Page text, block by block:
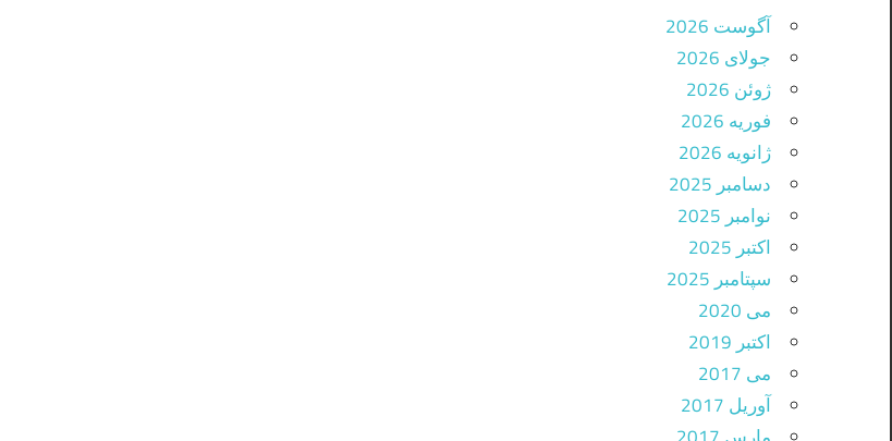
آگوست 2026
جولای 2026
ژوئن 2026
فوریه 2026
ژانویه 2026
دسامبر 2025
نوامبر 2025
اکتبر 2025
سپتامبر 2025
می 2020
اکتبر 2019
می 2017
آوریل 2017